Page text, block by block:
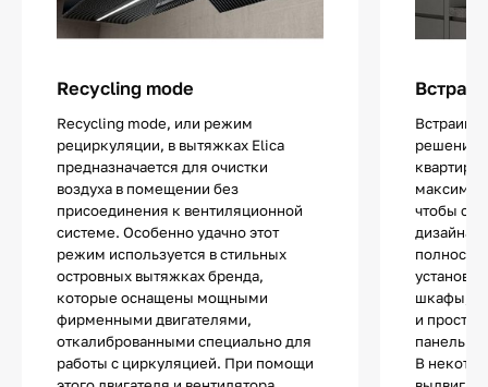
Recycling mode
Recycling mode, или режим
рециркуляции, в вытяжках Elica
предназначается для очистки
воздуха в помещении без
присоединения к вентиляционной
системе. Особенно удачно этот
режим используется в стильных
островных вытяжках бренда,
которые оснащены мощными
фирменными двигателями,
откалиброванными специально для
работы с циркуляцией. При помощи
решение
квартир
чтобы
дизайна.
шкафы,
и
панелью.
В